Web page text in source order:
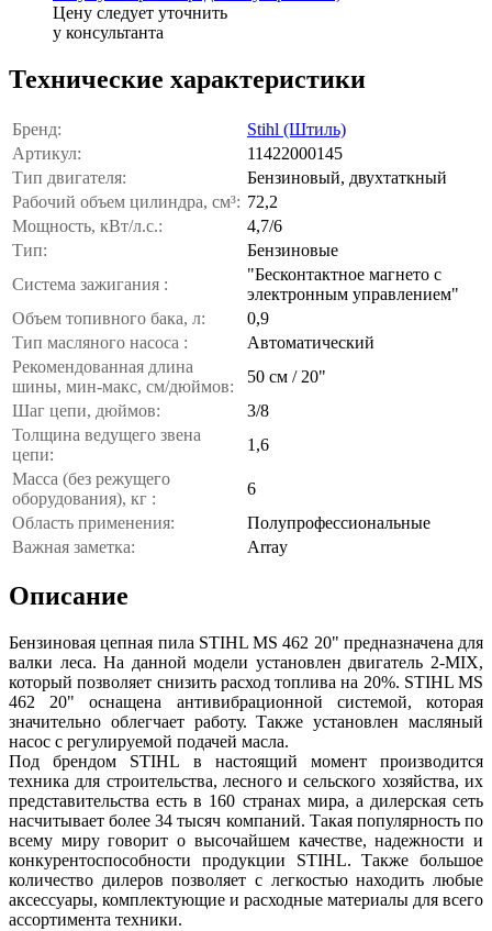
Цену следует уточнить
у консультанта
Технические характеристики
Бренд:
Stihl (Штиль)
Артикул:
11422000145
Тип двигателя:
Бензиновый, двухтаткный
Рабочий объем цилиндра, см³: 72,2
Мощность, кВт/л.с.:
4,7/6
Тип:
Бензиновые
Система зажигания :
"Бесконтактное магнето с
электронным управлением"
Объем топивного бака, л:
0,9
Тип масляного насоса :
Автоматический
Рекомендованная длина
шины, мин-макс, см/дюймов:
50 см / 20"
Шаг цепи, дюймов:
3/8
Толщина ведущего звена
цепи:
1,6
Масса (без режущего
оборудования), кг :
6
Область применения:
Полупрофессиональные
Важная заметка:
Array
Описание
Бензиновая цепная пила STIHL MS 462 20" предназначена для
валки леса. На данной модели установлен двигатель 2-MIX,
который позволяет снизить расход топлива на 20%. STIHL MS
462 20" оснащена антивибрационной системой, которая
значительно облегчает работу. Также установлен масляный
насос с регулируемой подачей масла.
Под брендом STIHL в настоящий момент производится
техника для строительства, лесного и сельского хозяйства, их
представительства есть в 160 странах мира, а дилерская сеть
насчитывает более 34 тысяч компаний. Такая популярность по
всему миру говорит о высочайшем качестве, надежности и
конкурентоспособности продукции STIHL. Также большое
количество дилеров позволяет с легкостью находить любые
аксессуары, комплектующие и расходные материалы для всего
ассортимента техники.